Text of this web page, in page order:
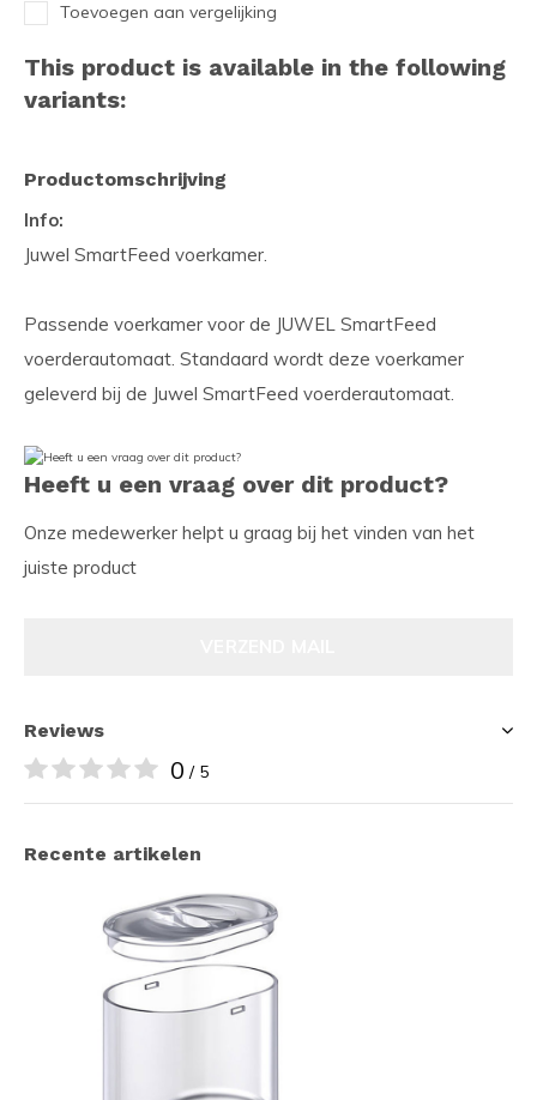
Toevoegen aan vergelijking
This product is available in the following
variants:
Productomschrijving
Info:
Juwel SmartFeed voerkamer.
Passende voerkamer voor de JUWEL SmartFeed
voerderautomaat. Standaard wordt deze voerkamer
geleverd bij de Juwel SmartFeed voerderautomaat.
Heeft u een vraag over dit product?
Onze medewerker helpt u graag bij het vinden van het
juiste product
Reviews
0 / 5
Recente artikelen